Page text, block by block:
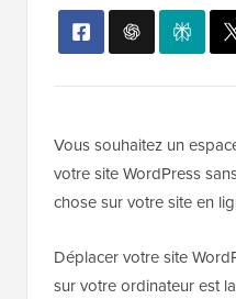
Vous souhaitez un
votre site WordPress
chose sur votre site en
Déplacer votre site
sur votre ordinateur est